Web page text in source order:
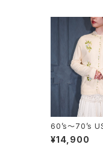
60’s〜70’s
PEARL
¥14,900